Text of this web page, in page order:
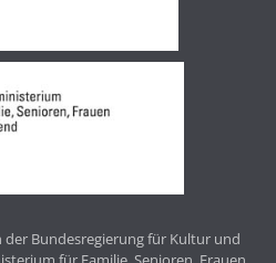
Bundesregierung für Kultur und